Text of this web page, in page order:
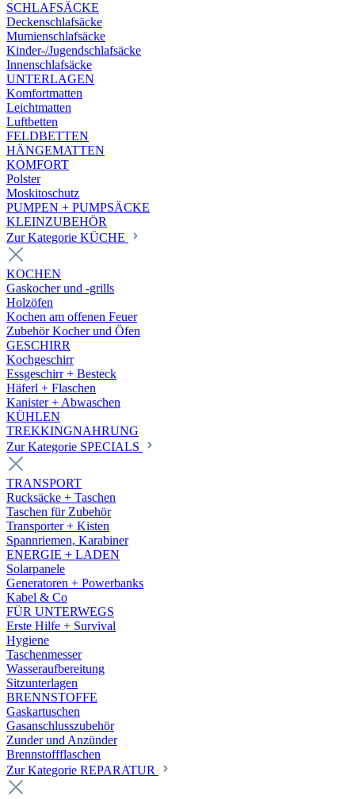
SCHLAFSÄCKE
Deckenschlafsäcke
Mumienschlafsäcke
Kinder-/Jugendschlafsäcke
Innenschlafsäcke
UNTERLAGEN
Komfortmatten
Leichtmatten
Luftbetten
FELDBETTEN
HÄNGEMATTEN
KOMFORT
Polster
Moskitoschutz
PUMPEN + PUMPSÄCKE
KLEINZUBEHÖR
Zur Kategorie KÜCHE
KOCHEN
Gaskocher und -grills
Holzöfen
Kochen am offenen Feuer
Zubehör Kocher und Öfen
GESCHIRR
Kochgeschirr
Essgeschirr + Besteck
Häferl + Flaschen
Kanister + Abwaschen
KÜHLEN
TREKKINGNAHRUNG
Zur Kategorie SPECIALS
TRANSPORT
Rucksäcke + Taschen
Taschen für Zubehör
Transporter + Kisten
Spannriemen, Karabiner
ENERGIE + LADEN
Solarpanele
Generatoren + Powerbanks
Kabel & Co
FÜR UNTERWEGS
Erste Hilfe + Survival
Hygiene
Taschenmesser
Wasseraufbereitung
Sitzunterlagen
BRENNSTOFFE
Gaskartuschen
Gasanschlusszubehör
Zunder und Anzünder
Brennstoffflaschen
Zur Kategorie REPARATUR